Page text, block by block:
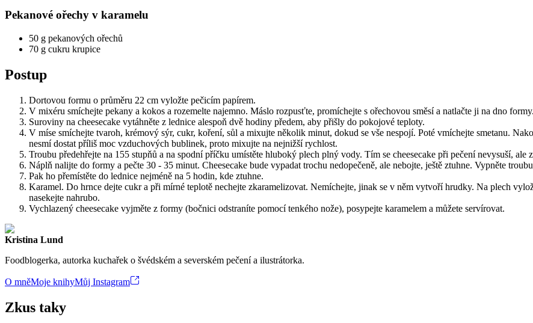
Pekanové ořechy v karamelu
50 g pekanových ořechů
70 g cukru krupice
Postup
Dortovou formu o průměru 22 cm vyložte pečicím papírem.
V mixéru smíchejte pekany a kokos a rozemelte najemno. Máslo rozpusťte, promíchejte s ořechovou směsí a natlačte ji na dno
Suroviny na cheesecake vytáhněte z lednice alespoň dvě hodiny předem, aby přišly do pokojové teploty.
V míse smíchejte tvaroh, krémový sýr, cukr, koření, sůl a mixujte několik minut, dokud se vše nespojí. Poté vmíchejte smetanu.
nesmí dostat příliš moc vzduchových bublinek, proto mixujte na nejnižší rychlost.
Troubu předehřejte na 155 stupňů a na spodní příčku umístěte hluboký plech plný vody. Tím se cheesecake při pečení nevysuší, ale
Náplň nalijte do formy a pečte 30 - 35 minut. Cheesecake bude vypadat trochu nedopečeně, ale nebojte, ještě ztuhne. Vypněte
Pak ho přemístěte do lednice nejméně na 5 hodin, kde ztuhne.
Karamel. Do hrnce dejte cukr a při mírné teplotě nechejte zkaramelizovat. Nemíchejte, jinak se v něm vytvoří hrudky. Na plech
nasekejte nahrubo.
Vychlazený cheesecake vyjměte z formy (bočnici odstraníte pomocí tenkého nože), posypejte karamelem a můžete servírovat.
Kristina Lund
Foodblogerka, autorka kuchařek o švédském a severském pečení a ilustrátorka.
O mněMoje knihyMůj Instagram
Zkus taky